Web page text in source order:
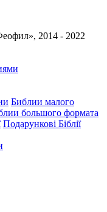
2014 - 2022
Библии малого
большого формата
Подарункові Біблії